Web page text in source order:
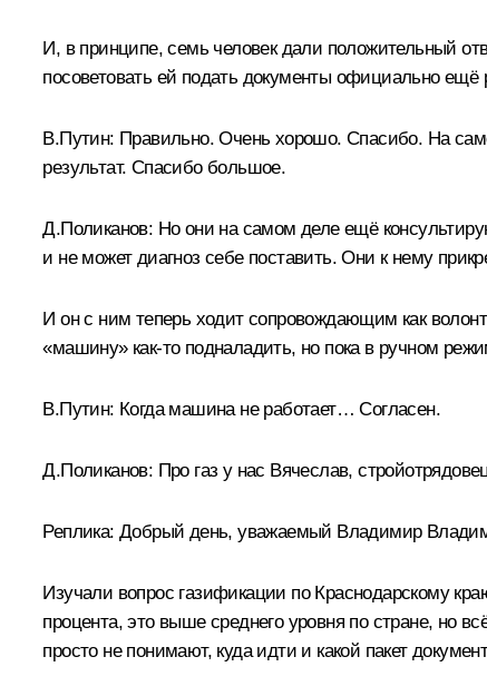
И, в принципе, семь человек дали положительный
посоветовать ей подать документы официально
В.Путин: Правильно. Очень хорошо. Спасибо. На
результат. Спасибо большое.
Д.Поликанов: Но они на самом деле ещё
и не может диагноз себе поставить. Они к нему
И он с ним теперь ходит сопровождающим как
«машину» как-то подналадить, но пока в ручном
В.Путин: Когда машина не работает… Согласен.
Д.Поликанов: Про газ у нас Вячеслав,
Реплика: Добрый день, уважаемый Владимир
Изучали вопрос газификации по Краснодарскому
процента, это выше среднего уровня по стране, но
просто не понимают, куда идти и какой пакет